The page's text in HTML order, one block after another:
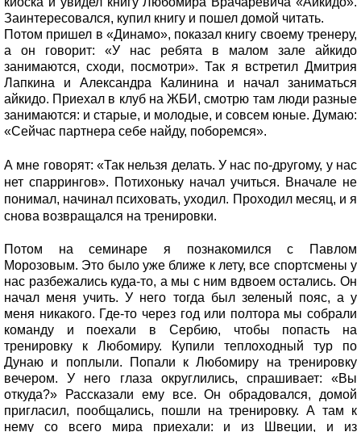
Заинтересовался, купил книгу и пошел домой читать.
Потом пришел в «Динамо», показал книгу своему тренеру,
а он говорит: «У нас ребята в малом зале айкидо
занимаются, сходи, посмотри». Так я встретил Дмитрия
Лапкина и Александра Калинина и начал заниматься
айкидо. Приехал в клуб на ЖБИ, смотрю там люди разные
занимаются: и старые, и молодые, и совсем юные. Думаю:
«Сейчас партнера себе найду, поборемся».
А мне говорят: «Так нельзя делать. У нас по-другому, у нас
нет спаррингов». Потихоньку начал учиться. Вначале не
понимал, начинал психовать, уходил. Проходил месяц, и я
снова возвращался на тренировки.
Потом на семинаре я познакомился с Павлом
Морозовым. Это было уже ближе к лету, все спортсмены у
нас разбежались куда-то, а мы с ним вдвоем остались. Он
начал меня учить. У него тогда был зеленый пояс, а у
меня никакого. Где-то через год или полтора мы собрали
команду и поехали в Сербию, чтобы попасть на
тренировку к Любомиру. Купили теплоходный тур по
Дунаю и поплыли. Попали к Любомиру на тренировку
вечером. У него глаза округлились, спрашивает: «Вы
откуда?» Рассказали ему все. Он обрадовался, домой
пригласил, пообщались, пошли на тренировку. А там к
нему со всего мира приехали: и из Швеции, и из